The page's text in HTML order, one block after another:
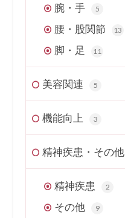
腕・手 5
腰・股関節 13
脚・足 11
美容関連 5
機能向上 3
精神疾患・その他
精神疾患 2
その他 9